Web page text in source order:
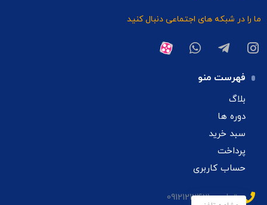
ما را در شبکه های اجتماعی دنبال کنید
فهرست منو
بلاگ
دوره ها
سبد خرید
پرداخت
حساب کاربری
تماس: 09121212421